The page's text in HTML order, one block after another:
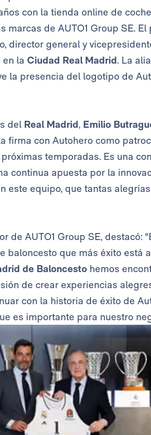
con la tienda online de
de AUTO1 Group SE. El
director general y
en la Ciudad Real Madrid. La
la presencia del logotipo de
del Real Madrid, Emilio
firma con Autohero como
temporadas. Es una
continua apuesta por la
este equipo, que tantas
de AUTO1 Group SE, destacó:
baloncesto que más éxito está
de Baloncesto hemos
de crear experiencias
con la historia de éxito de
es importante para nuestro